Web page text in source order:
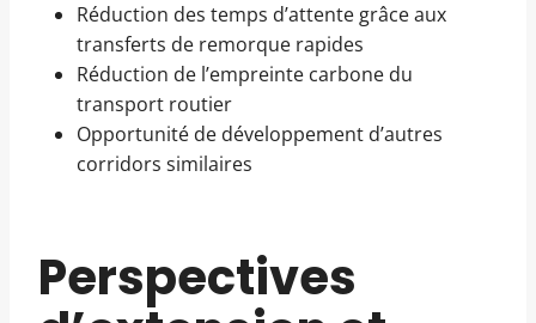
Réduction des temps d’attente grâce aux
transferts de remorque rapides
Réduction de l’empreinte carbone du
transport routier
Opportunité de développement d’autres
corridors similaires
Perspectives